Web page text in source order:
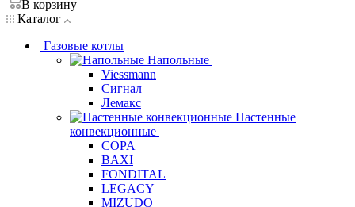
В корзину
Каталог
Газовые котлы
Напольные
Viessmann
Сигнал
Лемакс
Настенные
конвекционные
COPA
BAXI
FONDITAL
LEGACY
MIZUDO